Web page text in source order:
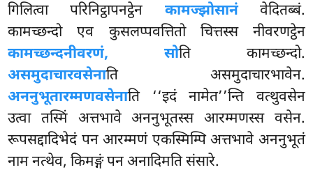
गिलित्वा परिनिट्ठापनट्ठेन कामज्झोसानंवेदितब्बं.
कामच्छन्दो एव कुसलप्पवत्तितो चित्तस्स नीवरणट्ठेन
कामच्छन्दनीवरणं, सोति कामच्छन्दो.
असमुदाचारवसेनाति असमुदाचारभावेन.
अननुभूतारम्मणवसेनाति ‘‘इदं नामेत’’न्ति वत्थुवसेन
उत्वा तस्मिं अत्तभावे अननुभूतस्स आरम्मणस्स वसेन.
रूपसद्दादिभेदं पन आरम्मणं एकस्मिम्पि अत्तभावे अननुभूतं
नाम नत्थेव, किमङ्गं पन अनादिमति संसारे.